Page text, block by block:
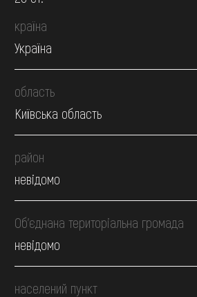
країна
Україна
область
Київська область
район
невідомо
Об’єднана територіальна громада
невідомо
населений пункт